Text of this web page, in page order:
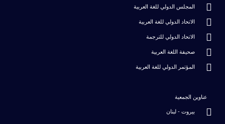
المجلس الدولي للغة العربية
الاتحاد الدولي للغة العربية
الاتحاد الدولي للترجمة
صحيفة اللغة العربية
المؤتمر الدولي للغة العربية
عناوين الجمعية
بيروت - لبنان